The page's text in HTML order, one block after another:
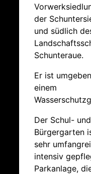
der
und südlich
Schunteraue.
Er ist
einem
Der Schul- und
Bürgergarten
sehr
intensiv
Parkanlage,